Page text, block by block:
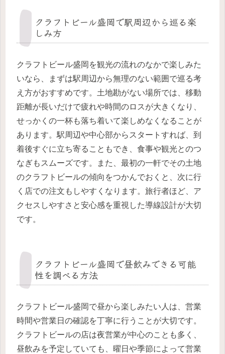
クラフトビール盛岡で駅周辺から巡る楽
しみ方
クラフトビール盛岡を観光の流れのなかで楽しみた
いなら、まずは駅周辺から無理のない範囲で巡る考
え方がおすすめです。土地勘がない場所では、移動
距離が長いだけで疲れや時間のロスが大きくなり、
せっかくの一杯も落ち着いて楽しめなくなることが
あります。駅周辺や中心部からスタートすれば、到
着後すぐに立ち寄ることもでき、食事や観光とのつ
なぎもスムーズです。また、最初の一軒でその土地
のクラフトビールの傾向をつかんでおくと、次に行
く店での注文もしやすくなります。旅行者ほど、ア
クセスしやすさと安心感を重視した導線設計が大切
です。
クラフトビール盛岡で昼飲みできる可能
性を調べる方法
クラフトビール盛岡で昼から楽しみたい人は、営業
時間や営業日の確認を丁寧に行うことが大切です。
クラフトビールの店は夜営業が中心のことも多く、
昼飲みを予定していても、曜日や季節によって営業